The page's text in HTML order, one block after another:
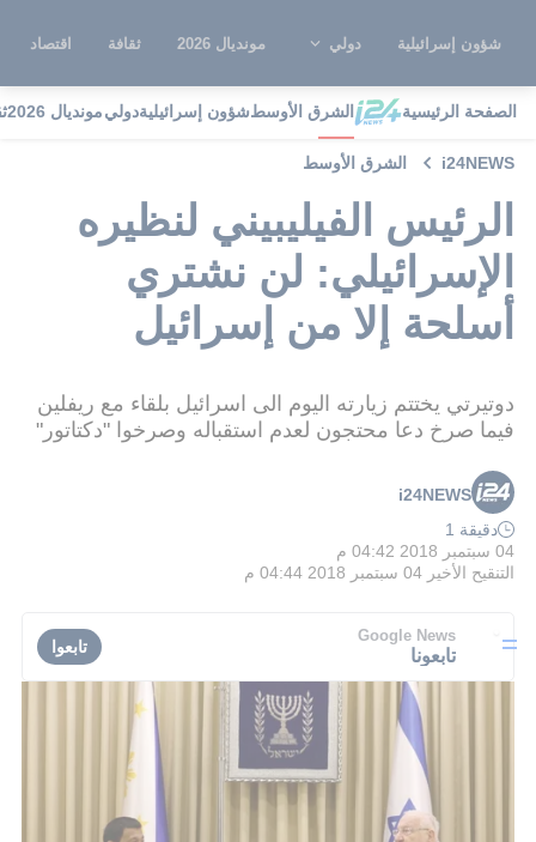
شؤون إسرائيلية دولي مونديال 2026 ثقافة اقتصاد
الصفحة الرئيسية الشرق الأوسطشؤون إسرائيليةدوليمونديال 2026
i24NEWS الشرق الأوسط
الرئيس الفيليبيني لنظيره
الإسرائيلي: لن نشتري
أسلحة إلا من إسرائيل
دوتيرتي يختتم زيارته اليوم الى اسرائيل بلقاء مع ريفلين
فيما صرخ دعا محتجون لعدم استقباله وصرخوا "دكتاتور"
i24NEWS
دقيقة 1
04 سبتمبر 2018 04:42 م
التنقيح الأخير 04 سبتمبر 2018 04:44 م
Google News
تابعونا تابعوا